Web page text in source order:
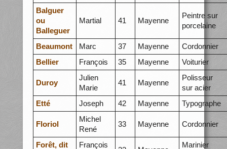
Balguer
ou
Balleguer
Martial 41 Mayenne
Peintre sur
porcelaine
Beaumont Marc 37 Mayenne
Cordonnier
Bellier
François 35 Mayenne Voiturier
Duroy
Julien
Marie
41 Mayenne
Polisseur
sur acier
Etté
Joseph 42 Mayenne Typographe
Floriol
Michel
René
33 Mayenne Cordonnier
Forêt, dit François Marinier